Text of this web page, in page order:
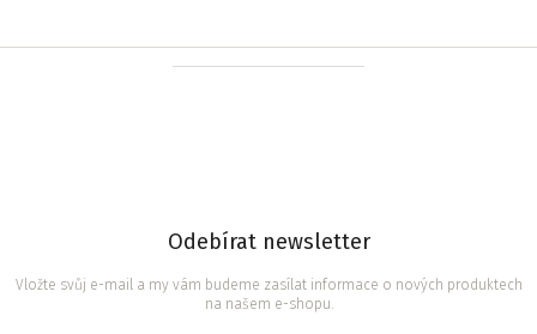
Odebírat newsletter
Vložte svůj e-mail a my vám budeme zasílat informace o nových produktech
na našem e-shopu.